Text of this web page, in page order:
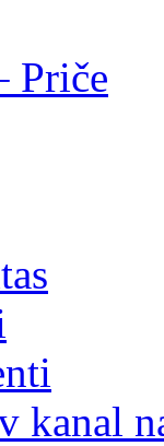
Priče
kanal